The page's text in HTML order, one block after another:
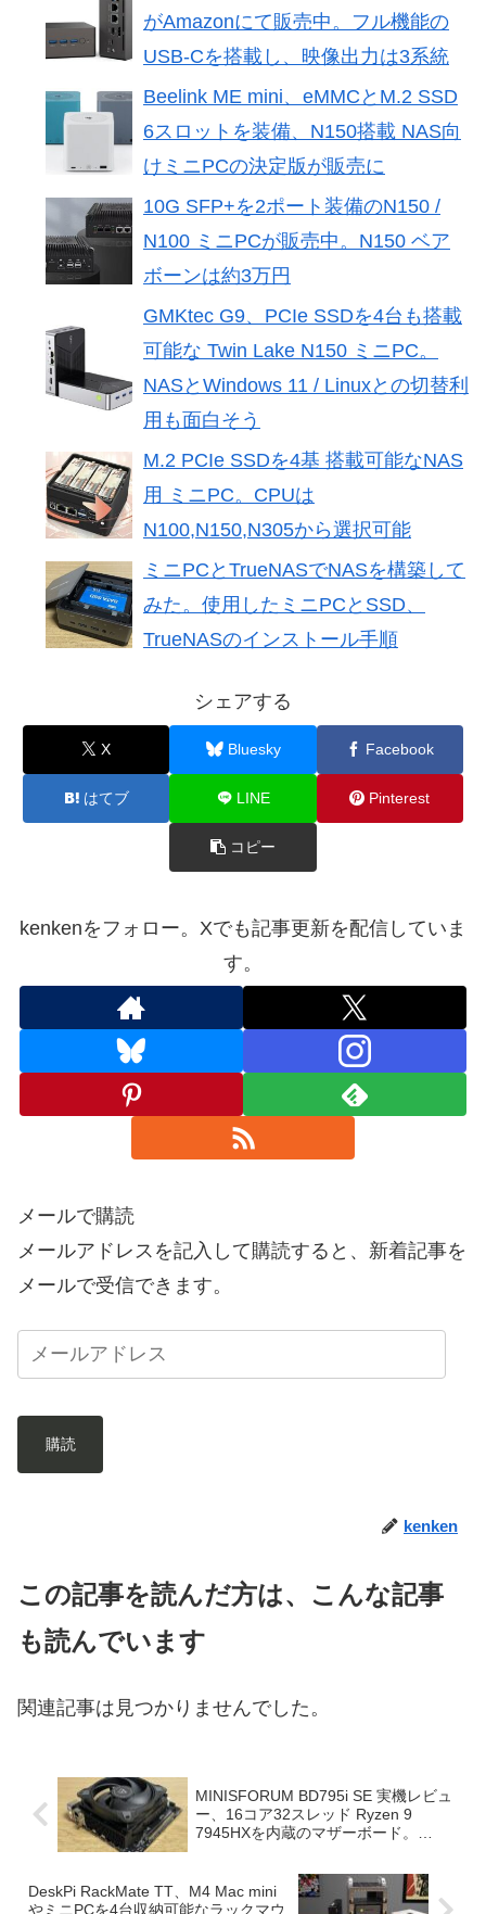
がAmazonにて販売中。フル機能の
USB-Cを搭載し、映像出力は3系統
Beelink ME mini、eMMCとM.2 SSD
6スロットを装備、N150搭載 NAS向
けミニPCの決定版が販売に
10G SFP+を2ポート装備のN150 /
N100 ミニPCが販売中。N150 ベア
ボーンは約3万円
GMKtec G9、PCIe SSDを4台も搭載
可能な Twin Lake N150 ミニPC。
NASとWindows 11 / Linuxとの切替利
用も面白そう
M.2 PCIe SSDを4基 搭載可能なNAS
用 ミニPC。CPUは
N100,N150,N305から選択可能
ミニPCとTrueNASでNASを構築して
みた。使用したミニPCとSSD、
TrueNASのインストール手順
シェアする
X Bluesky Facebook
はてブ LINE Pinterest
コピー
kenkenをフォロー。Xでも記事更新を配信していま
す。
メールで購読
メールアドレスを記入して購読すると、新着記事を
メールで受信できます。
購読
kenken
この記事を読んだ方は、こんな記事
も読んでいます
関連記事は見つかりませんでした。
MINISFORUM BD795i SE 実機レビュ
ー、16コア32スレッド Ryzen 9
7945HXを内蔵のマザーボード。
DeskPi RackMate TT、M4 Mac mini
やミニPCを4台収納可能なラックマウ